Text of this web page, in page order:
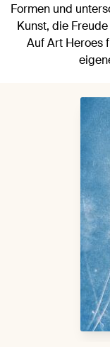
Formen und
Kunst, die
Auf Art Heroes